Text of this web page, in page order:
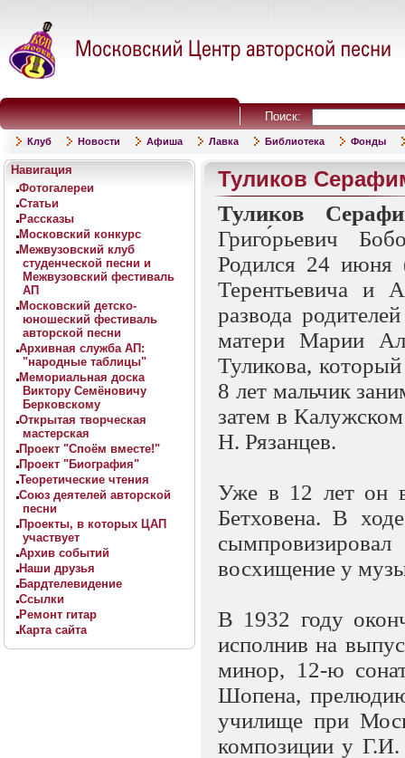
Поиск:
Клуб Новости Афиша Лавка Библиотека Фонды
Навигация
Фотогалереи
Статьи
Рассказы
Московский конкурс
Межвузовский клуб
студенческой песни и
Межвузовский фестиваль
АП
Московский детско-
юношеский фестиваль
авторской песни
Архивная служба АП:
"народные таблицы"
Мемориальная доска
Виктору Семёновичу
Берковскому
Открытая творческая
мастерская
Проект "Споём вместе!"
Проект "Биография"
Теоретические чтения
Союз деятелей авторской
песни
Проекты, в которых ЦАП
участвует
Архив событий
Наши друзья
Бардтелевидение
Ссылки
Ремонт гитар
Карта сайта
Туликов
Туликов
Григо́рьевич
Родился 24 июня
Терентьевича и
развода
матери Марии
Туликова,
8 лет мальчик
затем в
Н. Рязанцев.
Уже в 12 лет он
Бетховена. В
восхищение у
В 1932 году
исполнив на
минор, 12-ю
Шопена,
училище при
композиции у